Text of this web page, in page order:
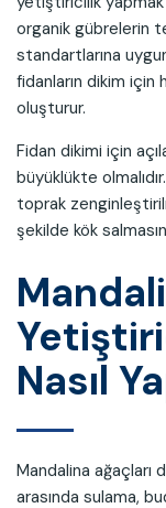
organik gübrelerin
standartlarına
fidanların dikim için
oluşturur.
Fidan dikimi için
büyüklükte
toprak
şekilde kök
Nasıl
Mandalina ağaçları
arasında sulama,